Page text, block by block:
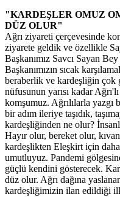
"KARDEŞLER OMUZ
DÜZ OLUR"
Ağrı ziyareti çerçevesinde
ziyarete geldik ve özellikle
Başkanımız Savcı Sayan
Başkanımızın sıcak
beraberlik ve kardeşliğin çok
nüfusunun yarısı kadar
komşumuz. Ağrılılarla
bir adım ileriye taşıdık,
kardeşliğinden ne olur?
Hayır olur, bereket olur,
kardeşlikten Eleşkirt için
umutluyuz. Pandemi
güçlü kendini gösterecek.
düz olur. Ağrı dağına
kardeşliğimizin ilan edildiği